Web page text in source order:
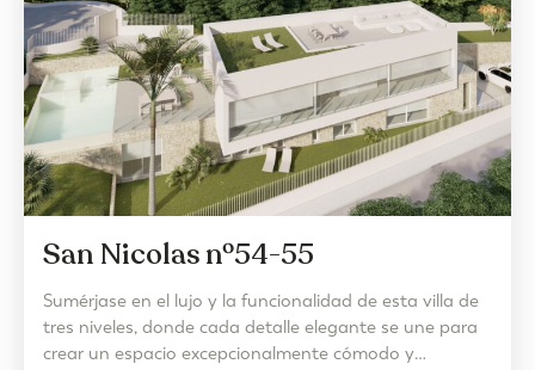
San Nicolas nº54-55
Sumérjase en el lujo y la funcionalidad de esta villa de
tres niveles, donde cada detalle elegante se une para
crear un espacio excepcionalmente cómodo y